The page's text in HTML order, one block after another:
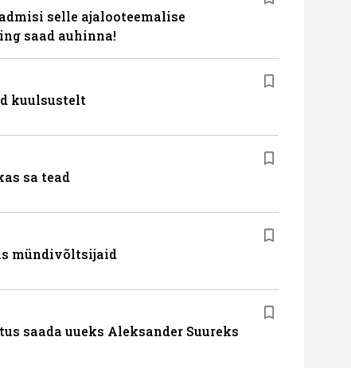
selle ajalooteemalise
saad auhinna!
kuulsustelt
sa tead
mündivõltsijaid
saada uueks Aleksander Suureks